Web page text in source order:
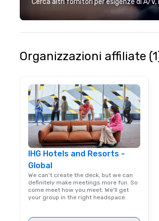
Organizzazioni affiliate
IHG Hotels and Resorts -
Global
We can't create the deck, but we can
definitely make meetings more fun. So
come meet how you meet. We'll get
your group in the right headspace.